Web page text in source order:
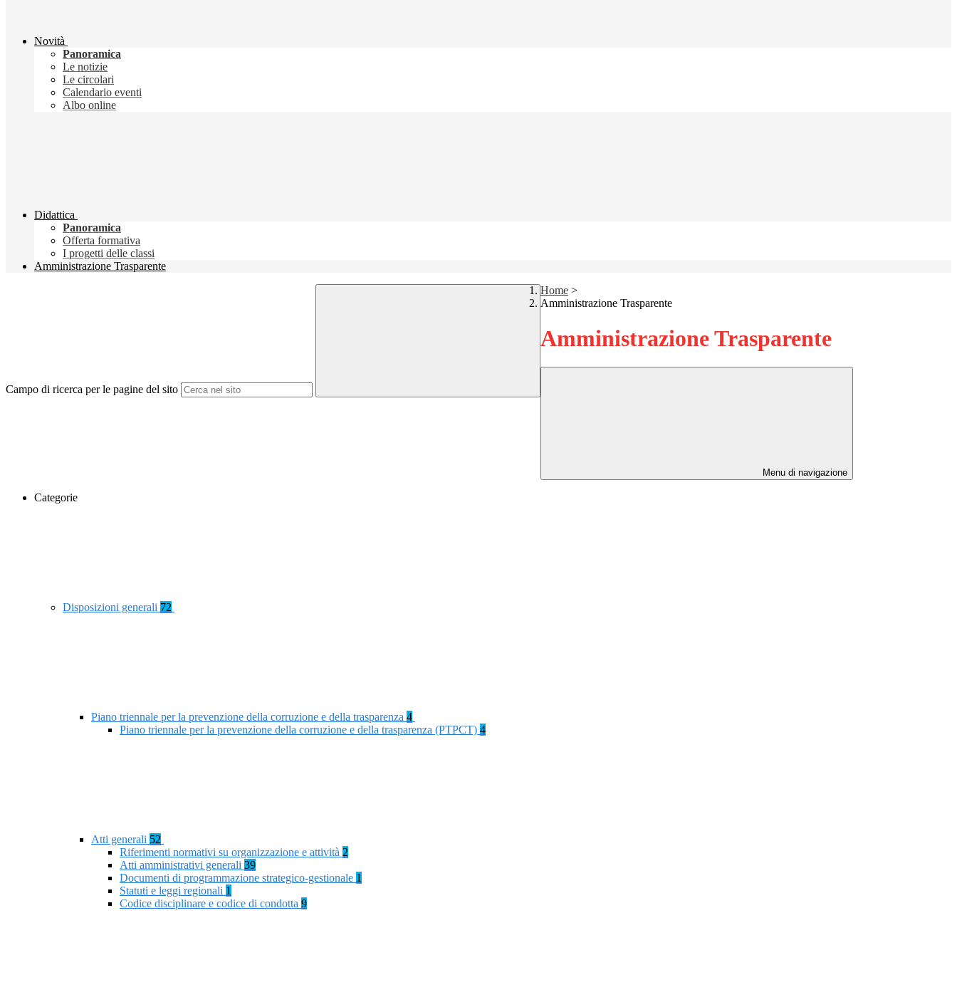
Novità
Panoramica
Le notizie
Le circolari
Calendario eventi
Albo online
Didattica
Panoramica
Offerta formativa
I progetti delle classi
Amministrazione Trasparente
Campo di ricerca per le pagine del sito
Home >
Amministrazione Trasparente
Amministrazione Trasparente
Menu di navigazione
Categorie
Disposizioni generali 72
Piano triennale per la prevenzione della corruzione e della trasparenza 4
Piano triennale per la prevenzione della corruzione e della trasparenza (PTPCT) 4
Atti generali 52
Riferimenti normativi su organizzazione e attività 2
Atti amministrativi generali 39
Documenti di programmazione strategico-gestionale 1
Statuti e leggi regionali 1
Codice disciplinare e codice di condotta 9